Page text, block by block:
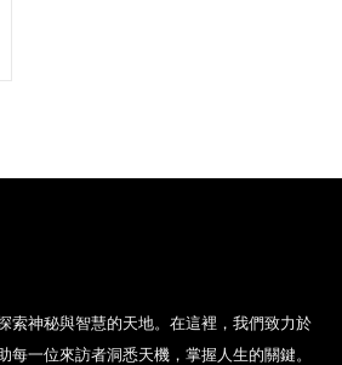
索神秘與智慧的天地。在這裡，我們致力於
每一位來訪者洞悉天機，掌握人生的關鍵。